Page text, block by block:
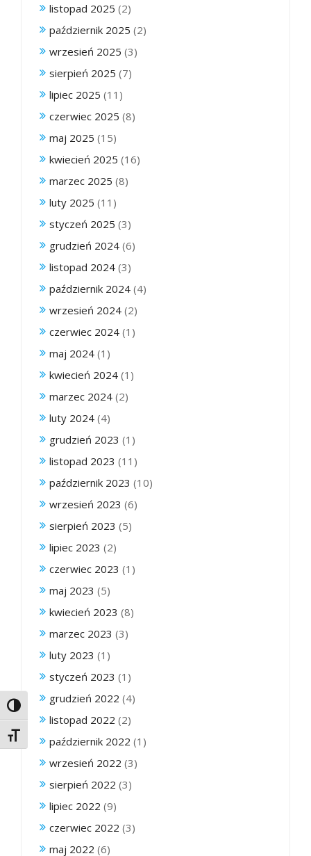
Toggle High Contrast
Toggle Font size
listopad 2025 (2)
październik 2025 (2)
wrzesień 2025 (3)
sierpień 2025 (7)
lipiec 2025 (11)
czerwiec 2025 (8)
maj 2025 (15)
kwiecień 2025 (16)
marzec 2025 (8)
luty 2025 (11)
styczeń 2025 (3)
grudzień 2024 (6)
listopad 2024 (3)
październik 2024 (4)
wrzesień 2024 (2)
czerwiec 2024 (1)
maj 2024 (1)
kwiecień 2024 (1)
marzec 2024 (2)
luty 2024 (4)
grudzień 2023 (1)
listopad 2023 (11)
październik 2023 (10)
wrzesień 2023 (6)
sierpień 2023 (5)
lipiec 2023 (2)
czerwiec 2023 (1)
maj 2023 (5)
kwiecień 2023 (8)
marzec 2023 (3)
luty 2023 (1)
styczeń 2023 (1)
grudzień 2022 (4)
listopad 2022 (2)
październik 2022 (1)
wrzesień 2022 (3)
sierpień 2022 (3)
lipiec 2022 (9)
czerwiec 2022 (3)
maj 2022 (6)